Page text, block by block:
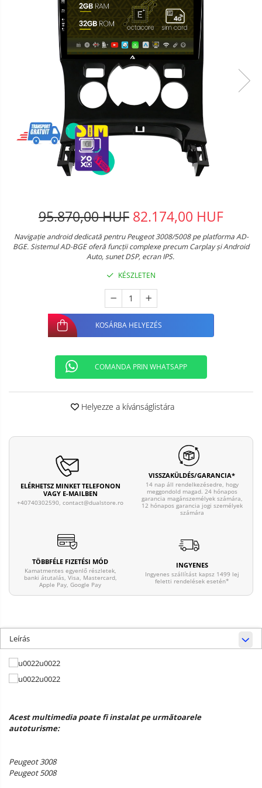
95.870,00 HUF 82.174,00 HUF
Navigație android dedicată pentru Peugeot 3008/5008 pe platforma AD-
BGE. Sistemul AD-BGE oferă funcții complexe precum Carplay și Android
Auto, sunet DSP, ecran IPS.
KÉSZLETEN
KOSÁRBA HELYEZÉS
COMANDA PRIN WHATSAPP
Helyezze a kívánságlistára
ELÉRHETSZ MINKET TELEFONON
VAGY E-MAILBEN
+40740302590, contact@dualstore.ro
VISSZAKÜLDÉS/GARANCIA*
14 nap áll rendelkezésedre, hogy
meggondold magad. 24 hónapos
garancia magánszemélyek számára,
12 hónapos garancia jogi személyek
számára
TÖBBFÉLE FIZETÉSI MÓD
Kamatmentes egyenlő részletek,
banki átutalás, Visa, Mastercard,
Apple Pay, Google Pay
INGYENES
Ingyenes szállítást kapsz 1499 lej
feletti rendelések esetén*
Leírás
Acest multimedia poate fi instalat pe următoarele
autoturisme:
Peugeot 3008
Peugeot 5008